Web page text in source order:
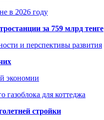
в 2026 году
за 759 млрд тенге
и перспективы развития
экономии
газоблока для коттеджа
стройки